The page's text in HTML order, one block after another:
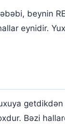
beynin
eynidir.
Bəzi